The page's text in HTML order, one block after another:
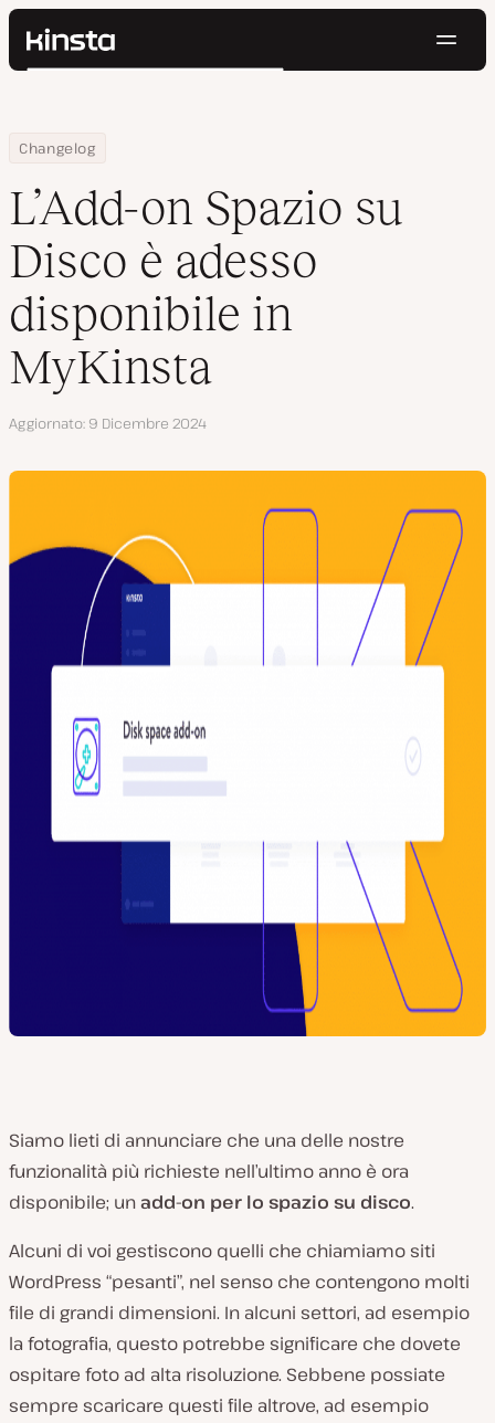
Kinsta®
Prezzi
Contatti
Cerca
Home
Changelog
L’Add-on Spazio su Disco è adesso disponibile in MyKinsta
L’Add-on Spazio su
Disco è adesso
disponibile in
MyKinsta
Aggiornato 9 Dicembre 2024
Siamo lieti di annunciare che una delle nostre
funzionalità più richieste nell’ultimo anno è ora
disponibile; unadd-on per lo spazio su disco.
Alcuni di voi gestiscono quelli che chiamiamo siti
WordPress “pesanti”, nel senso che contengono molti
file di grandi dimensioni. In alcuni settori, ad esempio
la fotografia, questo potrebbe significare che dovete
ospitare foto ad alta risoluzione. Sebbene possiate
sempre scaricare questi file altrove, ad esempio